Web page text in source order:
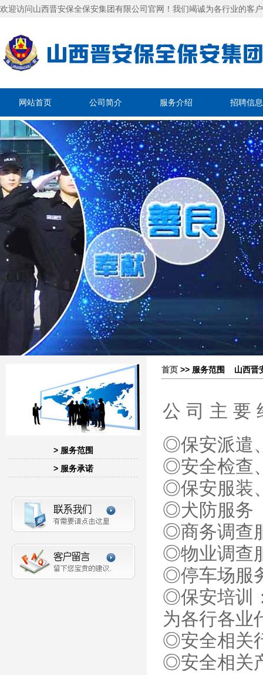
欢迎访问山西晋安保全保安集团有限公司官网！我们竭诚为各行业的客
网站首页 公司简介 服务介绍 招聘信息
> 服务范围
> 服务承诺
首页 >> 服务范围 山西晋
公 司 主 要
◎保安派遣
◎安全检查
◎保安服装
◎犬防服务
◎商务调查
◎物业调查
◎停车场服
◎保安培训
为各行各业
◎安全相关
◎安全相关